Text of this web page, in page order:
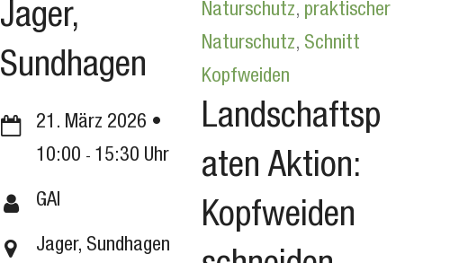
Jager,
Sundhagen
21. März 2026
10:00
15:30
GAI
Jager, Sundhagen
Naturschutz, praktischer
Naturschutz, Schnitt
Kopfweiden
Landschaftsp
aten Aktion:
Kopfweiden